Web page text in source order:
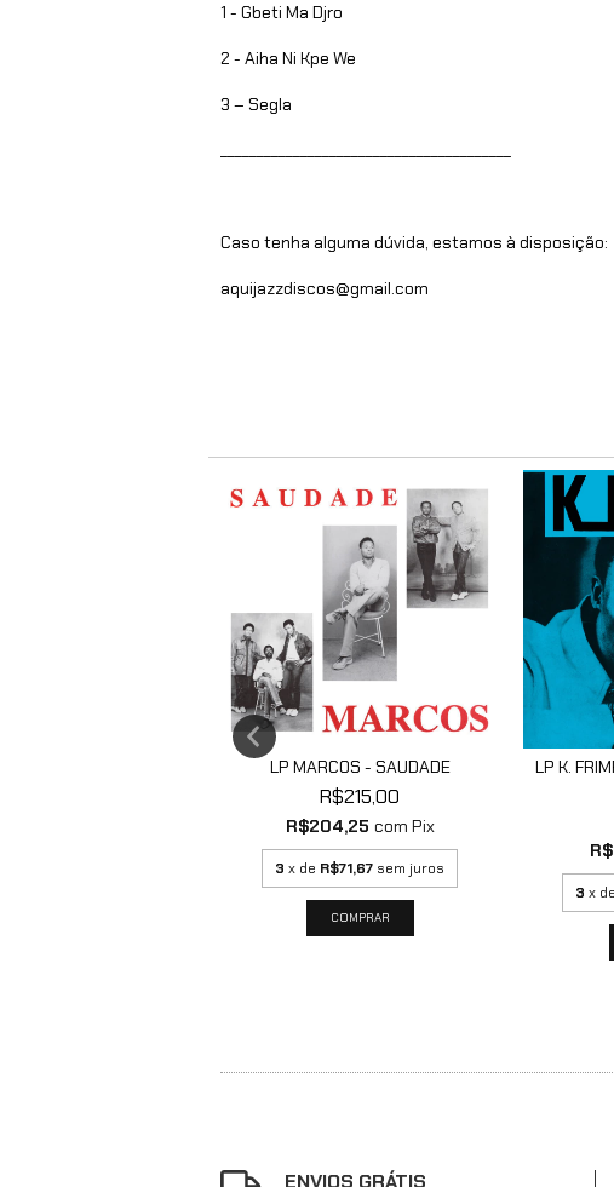
1 - Gbeti Ma Djro
2 - Aiha Ni Kpe We
3 – Segla
Caso tenha alguma dúvida, estamos à disposição:
aquijazzdiscos@gmail.com
LP MARCOS - SAUDADE
R$215,00
R$204,25 com Pix
3 x de R$71,67 sem juros
LP K.
3 x de
ENVIOS GRÁTIS